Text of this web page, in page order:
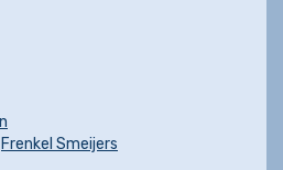
Frenkel Smeijers